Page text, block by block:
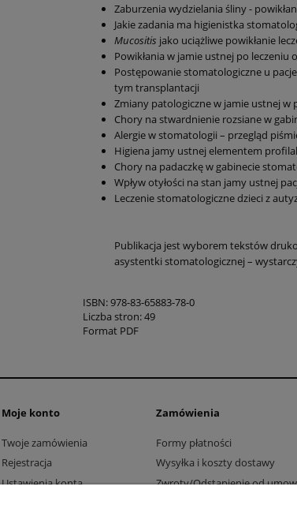
Zaburzenia wydzielania śliny -
Jakie zadania ma higienistka
Mucositis jako uciążliwe powikłanie
Powikłania w jamie ustnej po leczeniu
Postępowanie stomatologiczne u
tym transplantacji
Zmiany patologiczne w jamie ustnej
Chory na stwardnienie rozsiane w
Alergie w stomatologii – przegląd
Higiena jamy ustnej elementem
Chory na padaczkę w gabinecie
Wpływ otyłości na stan jamy ustnej
Leczenie stomatologiczne dzieci z
Publikacja jest wyborem tekstów
asystentki stomatologicznej –
ISBN: 978-83-65883-78-0
Liczba stron: 49
Format PDF
Moje konto
Twoje zamówienia
Rejestracja
Ustawienia konta
Zamówienia
Formy płatności
Wysyłka i koszty dostawy
Zwroty/Odstąpienie od